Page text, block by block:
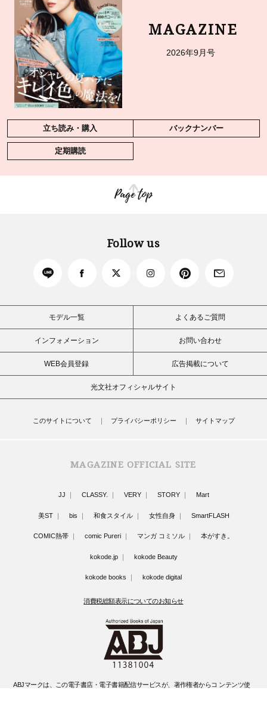
MAGAZINE
2026年9月号
立ち読み・購入 バックナンバー
定期購読
Page top
Follow us
モデル一覧 よくあるご質問
インフォメーション お問い合わせ
WEB会員登録 広告掲載について
光文社オフィシャルサイト
このサイトについて プライバシーポリシー サイトマップ
MAGAZINE OFFICIAL SITE
JJ CLASSY. VERY STORY Mart
美ST bis 和食スタイル 女性自身 SmartFLASH
COMIC熱帯 comic Pureri マンガ コミソル 本がすき。
kokode.jp kokode Beauty
kokode books kokode digital
消費税総額表示についてのお知らせ
ABJマークは、この電子書店・電子書籍配信サービスが、著作権者からコ ンテンツ使